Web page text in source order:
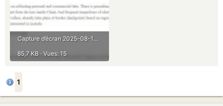
Capture d’écran 2025-08-10 164632.jpg
85,7 KB · Vues: 15
1